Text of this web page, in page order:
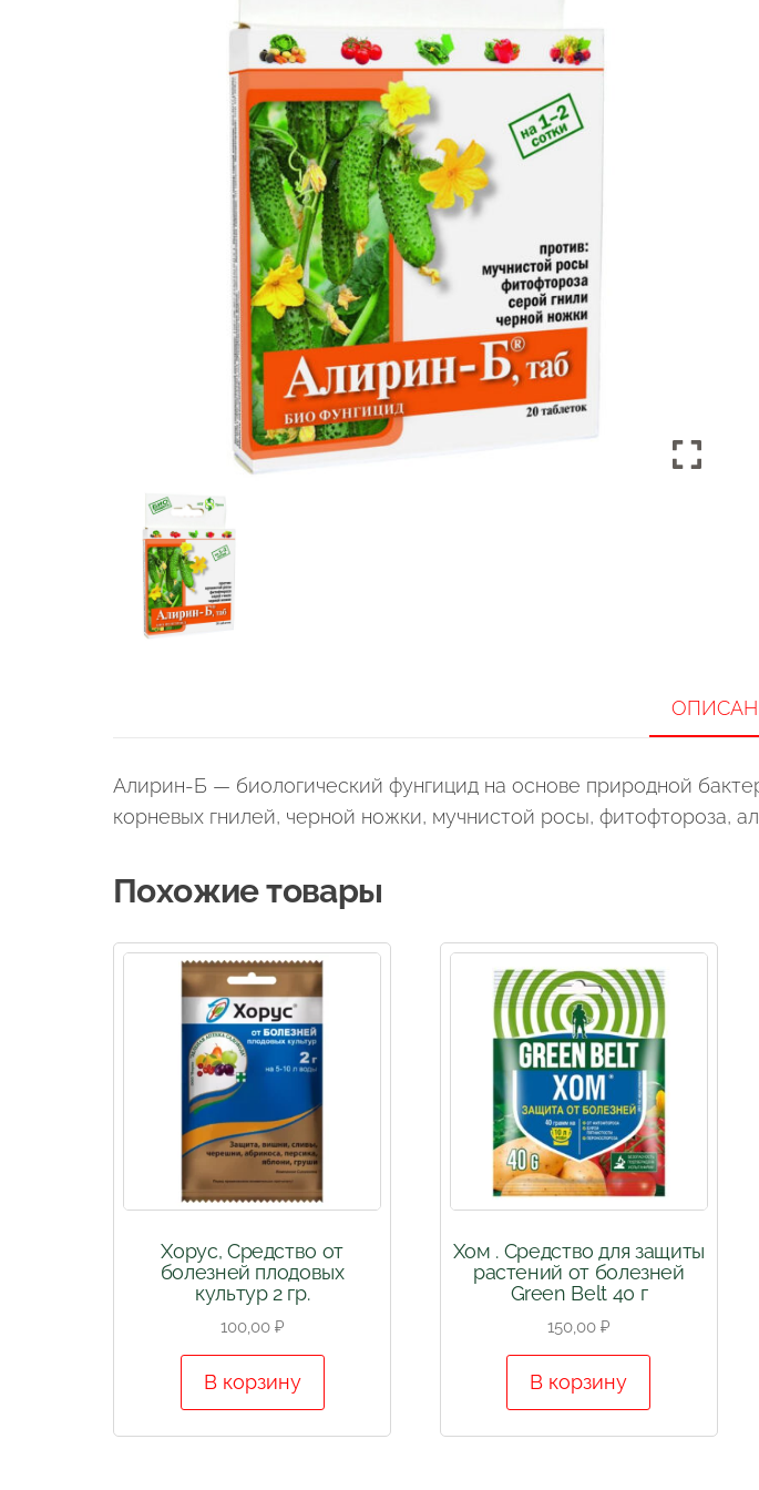
Алирин-Б — биологический фунгицид на основе природной
корневых гнилей, черной ножки, мучнистой росы, фитофтороза,
Похожие товары
Хорус, Средство от
болезней плодовых
культур 2 гр.
100,00 ₽
В корзину
Хом . Средство для защиты
растений от болезней
Green Belt 40 г
150,00 ₽
В корзину